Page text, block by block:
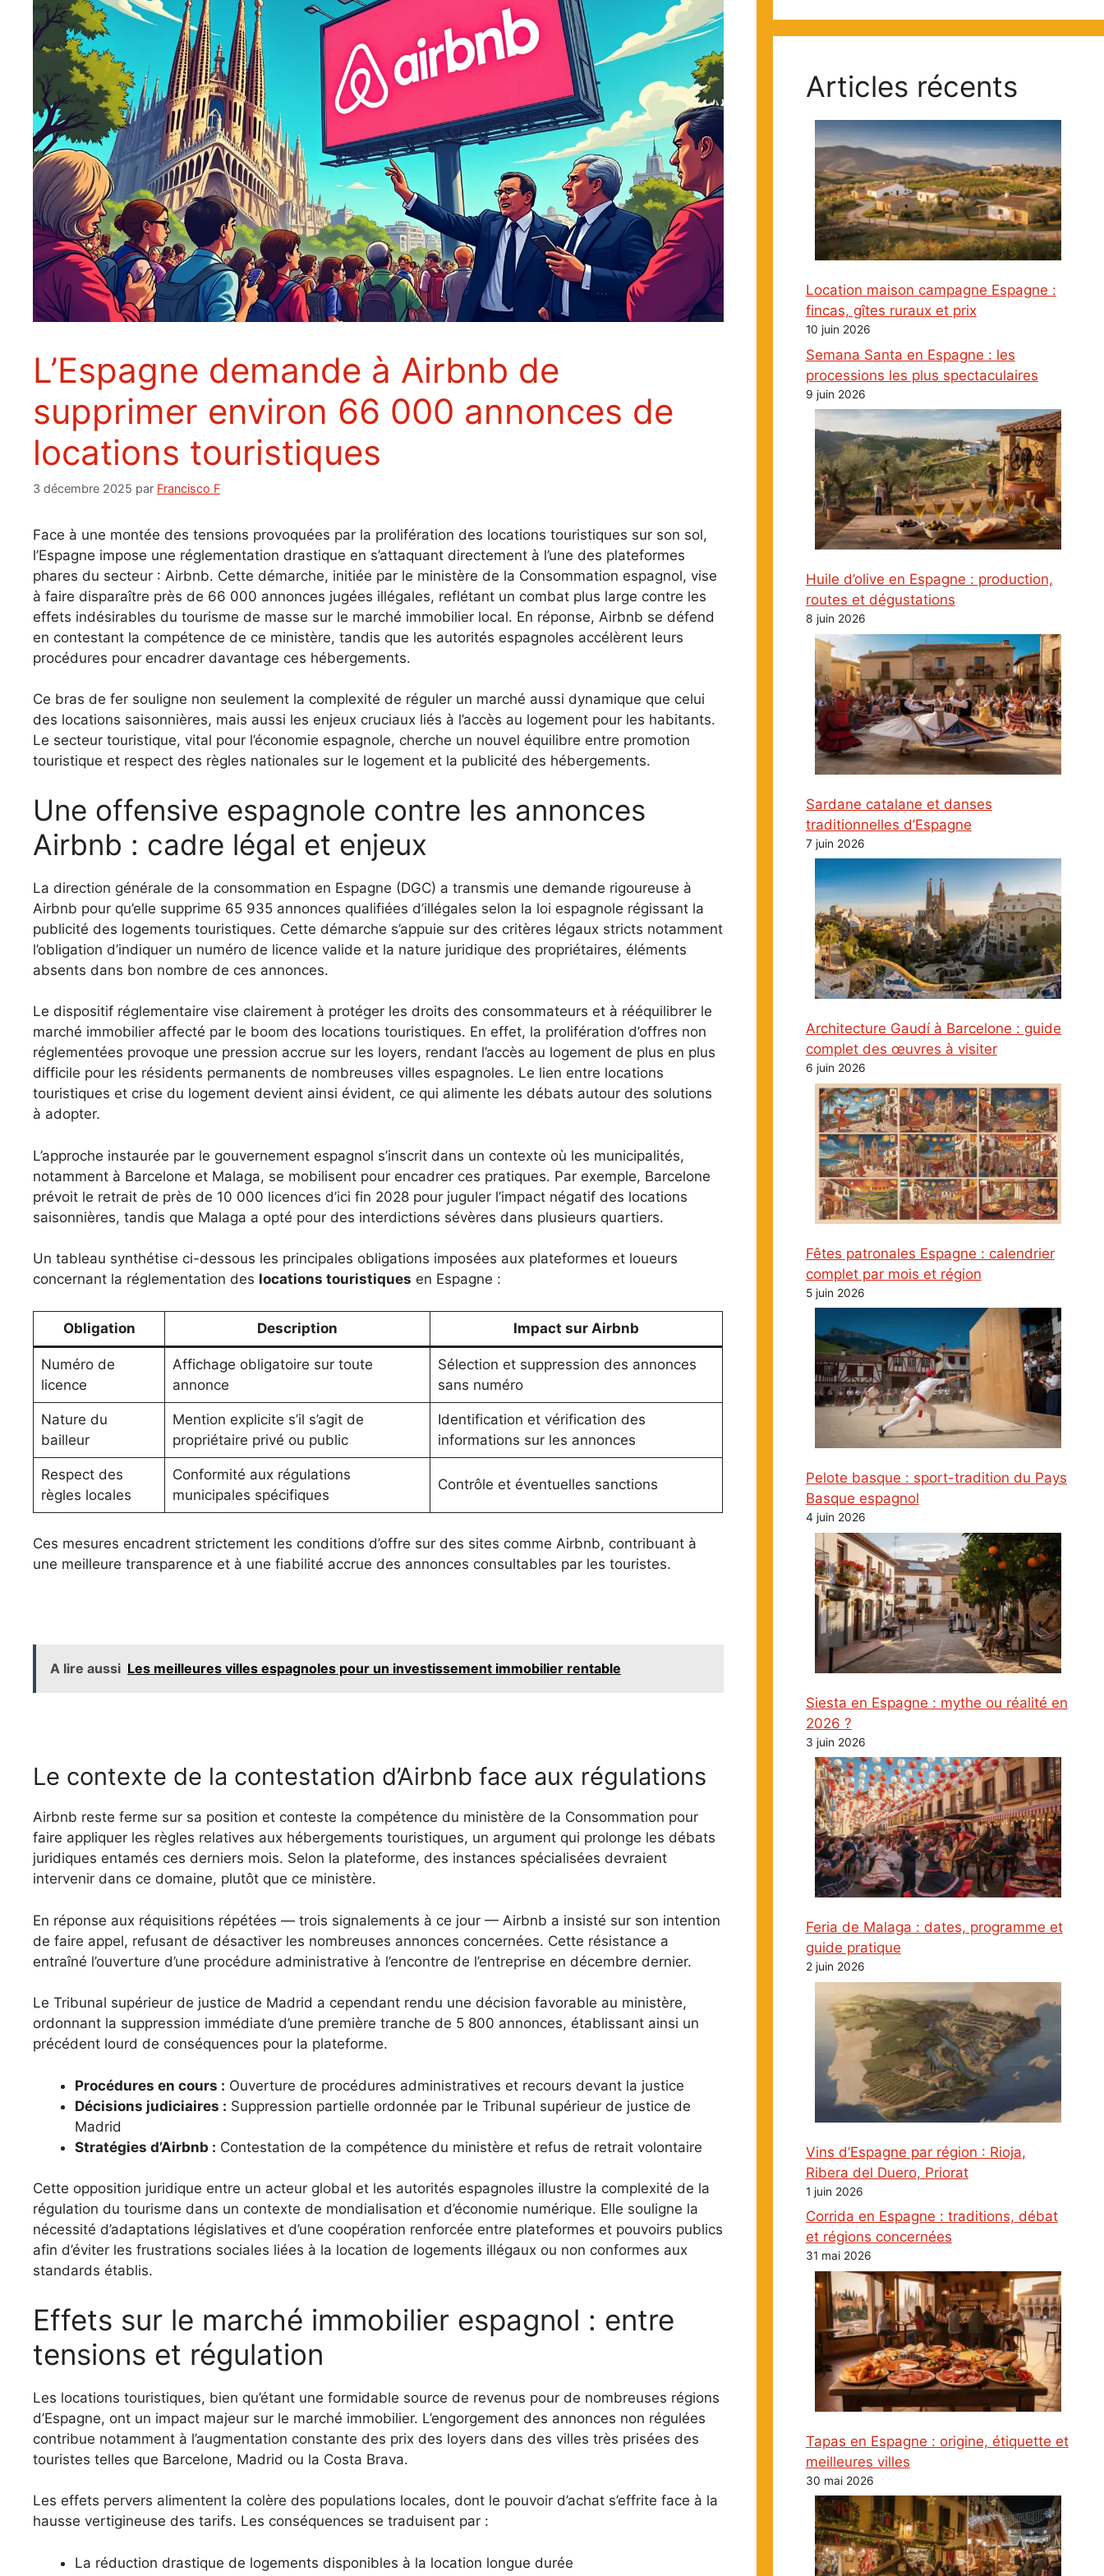
L’Espagne demande à Airbnb de
supprimer environ 66 000 annonces de
locations touristiques
3 décembre 2025 par Francisco F
Face à une montée des tensions provoquées par la prolifération des locations touristiques sur son sol,
l’Espagne impose une réglementation drastique en s’attaquant directement à l’une des plateformes
phares du secteur : Airbnb. Cette démarche, initiée par le ministère de la Consommation espagnol, vise
à faire disparaître près de 66 000 annonces jugées illégales, reflétant un combat plus large contre les
effets indésirables du tourisme de masse sur le marché immobilier local. En réponse, Airbnb se défend
en contestant la compétence de ce ministère, tandis que les autorités espagnoles accélèrent leurs
procédures pour encadrer davantage ces hébergements.
Ce bras de fer souligne non seulement la complexité de réguler un marché aussi dynamique que celui
des locations saisonnières, mais aussi les enjeux cruciaux liés à l’accès au logement pour les habitants.
Le secteur touristique, vital pour l’économie espagnole, cherche un nouvel équilibre entre promotion
touristique et respect des règles nationales sur le logement et la publicité des hébergements.
Une offensive espagnole contre les annonces
Airbnb : cadre légal et enjeux
La direction générale de la consommation en Espagne (DGC) a transmis une demande rigoureuse à
Airbnb pour qu’elle supprime 65 935 annonces qualifiées d’illégales selon la loi espagnole régissant la
publicité des logements touristiques. Cette démarche s’appuie sur des critères légaux stricts notamment
l’obligation d’indiquer un numéro de licence valide et la nature juridique des propriétaires, éléments
absents dans bon nombre de ces annonces.
Le dispositif réglementaire vise clairement à protéger les droits des consommateurs et à rééquilibrer le
marché immobilier affecté par le boom des locations touristiques. En effet, la prolifération d’offres non
réglementées provoque une pression accrue sur les loyers, rendant l’accès au logement de plus en plus
difficile pour les résidents permanents de nombreuses villes espagnoles. Le lien entre locations
touristiques et crise du logement devient ainsi évident, ce qui alimente les débats autour des solutions
à adopter.
L’approche instaurée par le gouvernement espagnol s’inscrit dans un contexte où les municipalités,
notamment à Barcelone et Malaga, se mobilisent pour encadrer ces pratiques. Par exemple, Barcelone
prévoit le retrait de près de 10 000 licences d’ici fin 2028 pour juguler l’impact négatif des locations
saisonnières, tandis que Malaga a opté pour des interdictions sévères dans plusieurs quartiers.
Un tableau synthétise ci-dessous les principales obligations imposées aux plateformes et loueurs
concernant la réglementation des locations touristiques en Espagne :
Obligation Description Impact sur Airbnb
Numéro de
licence
Affichage obligatoire sur toute
annonce
Sélection et suppression des annonces
sans numéro
Nature du
bailleur
Mention explicite s’il s’agit de
propriétaire privé ou public
Identification et vérification des
informations sur les annonces
Respect des
règles locales
Conformité aux régulations
municipales spécifiques
Contrôle et éventuelles sanctions
Ces mesures encadrent strictement les conditions d’offre sur des sites comme Airbnb, contribuant à
une meilleure transparence et à une fiabilité accrue des annonces consultables par les touristes.
A lire aussi Les meilleures villes espagnoles pour un investissement immobilier rentable
Le contexte de la contestation d’Airbnb face aux régulations
Airbnb reste ferme sur sa position et conteste la compétence du ministère de la Consommation pour
faire appliquer les règles relatives aux hébergements touristiques, un argument qui prolonge les débats
juridiques entamés ces derniers mois. Selon la plateforme, des instances spécialisées devraient
intervenir dans ce domaine, plutôt que ce ministère.
En réponse aux réquisitions répétées — trois signalements à ce jour — Airbnb a insisté sur son intention
de faire appel, refusant de désactiver les nombreuses annonces concernées. Cette résistance a
entraîné l’ouverture d’une procédure administrative à l’encontre de l’entreprise en décembre dernier.
Le Tribunal supérieur de justice de Madrid a cependant rendu une décision favorable au ministère,
ordonnant la suppression immédiate d’une première tranche de 5 800 annonces, établissant ainsi un
précédent lourd de conséquences pour la plateforme.
Procédures en cours : Ouverture de procédures administratives et recours devant la justice
Décisions judiciaires : Suppression partielle ordonnée par le Tribunal supérieur de justice de
Madrid
Stratégies d’Airbnb : Contestation de la compétence du ministère et refus de retrait volontaire
Cette opposition juridique entre un acteur global et les autorités espagnoles illustre la complexité de la
régulation du tourisme dans un contexte de mondialisation et d’économie numérique. Elle souligne la
nécessité d’adaptations législatives et d’une coopération renforcée entre plateformes et pouvoirs publics
afin d’éviter les frustrations sociales liées à la location de logements illégaux ou non conformes aux
standards établis.
Effets sur le marché immobilier espagnol : entre
tensions et régulation
Les locations touristiques, bien qu’étant une formidable source de revenus pour de nombreuses régions
d’Espagne, ont un impact majeur sur le marché immobilier. L’engorgement des annonces non régulées
contribue notamment à l’augmentation constante des prix des loyers dans des villes très prisées des
touristes telles que Barcelone, Madrid ou la Costa Brava.
Les effets pervers alimentent la colère des populations locales, dont le pouvoir d’achat s’effrite face à la
hausse vertigineuse des tarifs. Les conséquences se traduisent par :
La réduction drastique de logements disponibles à la location longue durée
Articles récents
Location maison campagne Espagne :
fincas, gîtes ruraux et prix
10 juin 2026
Semana Santa en Espagne : les
processions les plus spectaculaires
9 juin 2026
Huile d’olive en Espagne : production,
routes et dégustations
8 juin 2026
Sardane catalane et danses
traditionnelles d’Espagne
7 juin 2026
Architecture Gaudí à Barcelone : guide
complet des œuvres à visiter
6 juin 2026
Fêtes patronales Espagne : calendrier
complet par mois et région
5 juin 2026
Pelote basque : sport-tradition du Pays
Basque espagnol
4 juin 2026
Siesta en Espagne : mythe ou réalité en
2026 ?
3 juin 2026
Feria de Malaga : dates, programme et
guide pratique
2 juin 2026
Vins d’Espagne par région : Rioja,
Ribera del Duero, Priorat
1 juin 2026
Corrida en Espagne : traditions, débat
et régions concernées
31 mai 2026
Tapas en Espagne : origine, étiquette et
meilleures villes
30 mai 2026